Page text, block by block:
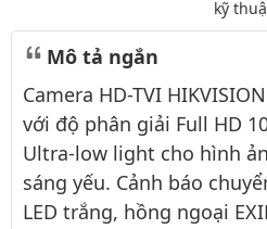
kỹ
Mô tả ngắn
Camera HD-TVI
với độ phân giải Full HD
Ultra-low light cho hình
sáng yếu. Cảnh báo
LED trắng, hồng ngoại